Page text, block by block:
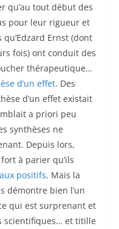
qu’au tout début des
pour leur rigueur et
Ernst (dont
fois) ont conduit des
thérapeutique…
d’un effet. Des
d’un effet existait
a priori peu
synthèses ne
Depuis lors,
à parier qu’ils
positifs. Mais la
démontre bien l’un
qui est surprenant et
scientifiques… et titille